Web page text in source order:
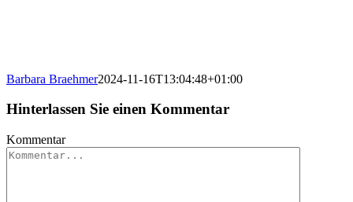
Barbara Braehmer2024-11-16T13:04:48+01:00
Hinterlassen Sie einen Kommentar
Kommentar